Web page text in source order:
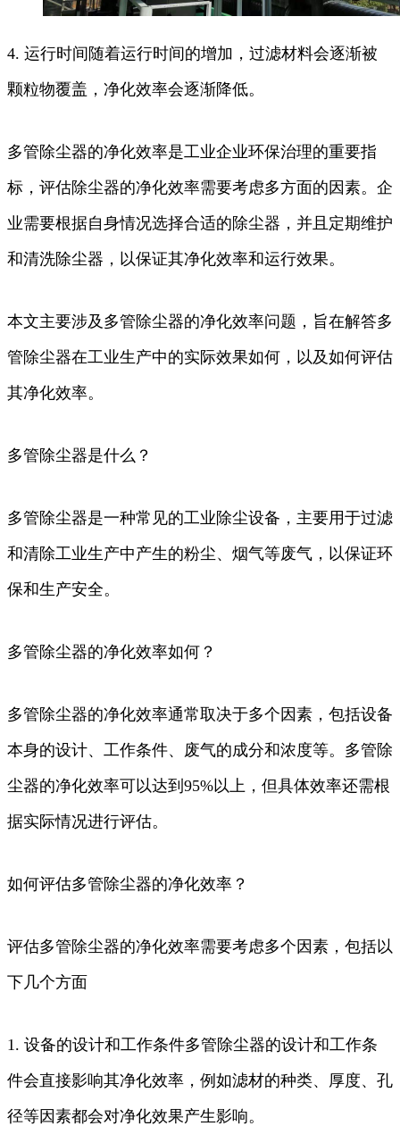
4. 运行时间随着运行时间的增加，过滤材料会逐渐被
颗粒物覆盖，净化效率会逐渐降低。
多管除尘器的净化效率是工业企业环保治理的重要指
标，评估除尘器的净化效率需要考虑多方面的因素。企
业需要根据自身情况选择合适的除尘器，并且定期维护
和清洗除尘器，以保证其净化效率和运行效果。
本文主要涉及多管除尘器的净化效率问题，旨在解答多
管除尘器在工业生产中的实际效果如何，以及如何评估
其净化效率。
多管除尘器是什么？
多管除尘器是一种常见的工业除尘设备，主要用于过滤
和清除工业生产中产生的粉尘、烟气等废气，以保证环
保和生产安全。
多管除尘器的净化效率如何？
多管除尘器的净化效率通常取决于多个因素，包括设备
本身的设计、工作条件、废气的成分和浓度等。多管除
尘器的净化效率可以达到95%以上，但具体效率还需根
据实际情况进行评估。
如何评估多管除尘器的净化效率？
评估多管除尘器的净化效率需要考虑多个因素，包括以
下几个方面
1. 设备的设计和工作条件多管除尘器的设计和工作条
件会直接影响其净化效率，例如滤材的种类、厚度、孔
径等因素都会对净化效果产生影响。